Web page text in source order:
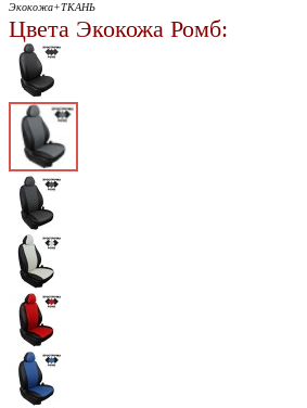
Экокожа+ТКАНЬ
Цвета Экокожа Ромб: